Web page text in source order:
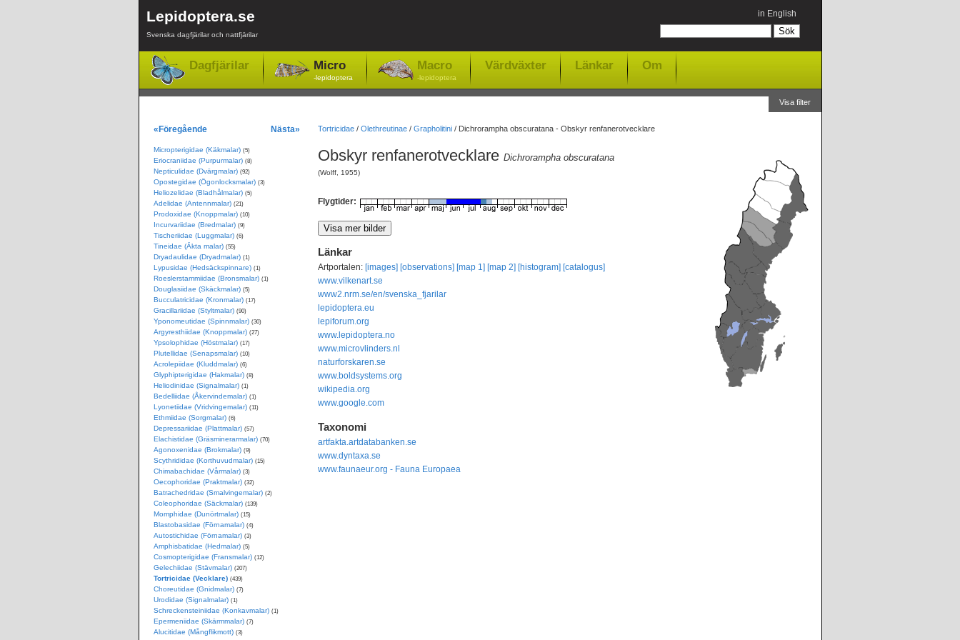
Lepidoptera.se
Svenska dagfjärilar och nattfjärilar
in English
Dagfjärilar Micro
-lepidoptera
Macro
-lepidoptera
Värdväxter Länkar Om
Visa filter
Tortricidae/ Olethreutinae/ Grapholitini/ Dichrorampha obscuratana - Obskyr renfanerotvecklare
Obskyr renfanerotvecklare Dichrorampha obscuratana
(Wolff, 1955)
Flygtider:
Länkar
Artportalen: [images] [observations] [map 1] [map 2] [histogram] [catalogus]
www.vilkenart.se
www2.nrm.se/en/svenska_fjarilar
lepidoptera.eu
lepiforum.org
www.lepidoptera.no
www.microvlinders.nl
naturforskaren.se
www.boldsystems.org
wikipedia.org
www.google.com
Taxonomi
artfakta.artdatabanken.se
www.dyntaxa.se
www.faunaeur.org - Fauna Europaea
«Föregående Nästa»
Micropterigidae (Käkmalar) (5)
Eriocraniidae (Purpurmalar) (8)
Nepticulidae (Dvärgmalar) (92)
Opostegidae (Ögonlocksmalar) (3)
Heliozelidae (Bladhålmalar) (5)
Adelidae (Antennmalar) (21)
Prodoxidae (Knoppmalar) (10)
Incurvariidae (Bredmalar) (9)
Tischeriidae (Luggmalar) (6)
Tineidae (Äkta malar) (55)
Dryadaulidae (Dryadmalar) (1)
Lypusidae (Hedsäckspinnare) (1)
Roeslerstammiidae (Bronsmalar) (1)
Douglasiidae (Skäckmalar) (5)
Bucculatricidae (Kronmalar) (17)
Gracillariidae (Styltmalar) (90)
Yponomeutidae (Spinnmalar) (30)
Argyresthiidae (Knoppmalar) (27)
Ypsolophidae (Höstmalar) (17)
Plutellidae (Senapsmalar) (10)
Acrolepiidae (Kluddmalar) (6)
Glyphipterigidae (Hakmalar) (8)
Heliodinidae (Signalmalar) (1)
Bedelliidae (Åkervindemalar) (1)
Lyonetiidae (Vridvingemalar) (11)
Ethmiidae (Sorgmalar) (6)
Depressariidae (Plattmalar) (57)
Elachistidae (Gräsminerarmalar) (70)
Agonoxenidae (Brokmalar) (9)
Scythrididae (Korthuvudmalar) (15)
Chimabachidae (Vårmalar) (3)
Oecophoridae (Praktmalar) (32)
Batrachedridae (Smalvingemalar) (2)
Coleophoridae (Säckmalar) (139)
Momphidae (Dunörtmalar) (15)
Blastobasidae (Förnamalar) (4)
Autostichidae (Förnamalar) (3)
Amphisbatidae (Hedmalar) (5)
Cosmopterigidae (Fransmalar) (12)
Gelechiidae (Stävmalar) (207)
Tortricidae (Vecklare) (439)
Choreutidae (Gnidmalar) (7)
Urodidae (Signalmalar) (1)
Schreckensteiniidae (Konkavmalar) (1)
Epermeniidae (Skärmmalar) (7)
Alucitidae (Mångflikmott) (3)